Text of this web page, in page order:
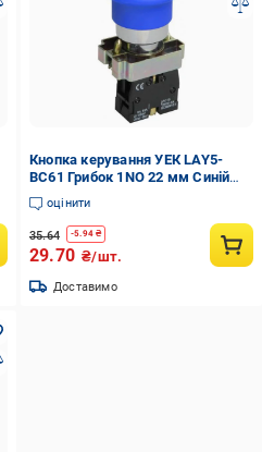
Кнопка керування УЕК LAY5-
BC61 Грибок 1NO 22 мм Синій
(BBG70-BC-K07)
оцінити
35.64 -5.94₴
29.70 ₴/шт.
Доставимо